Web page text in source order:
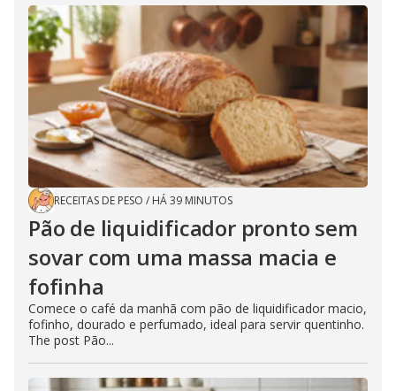
RECEITAS DE PESO / HÁ 39 MINUTOS
Pão de liquidificador pronto sem
sovar com uma massa macia e
fofinha
Comece o café da manhã com pão de liquidificador macio,
fofinho, dourado e perfumado, ideal para servir quentinho.
The post Pão...